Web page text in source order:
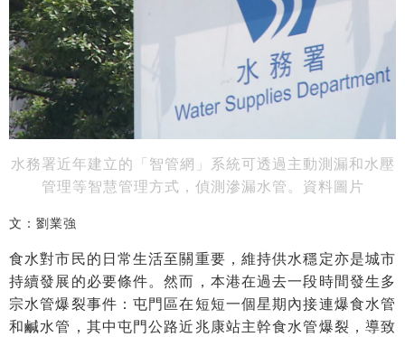
水務署近年建立的「智管網」系統可透過主動測漏和水壓
管理等智慧管理方式，偵測滲漏水管。資料圖片
文：劉業強
食水對市民的日常生活至關重要，維持供水穩定亦是城市
持續發展的必要條件。然而，本港在過去一段時間發生多
宗水管爆裂事件：屯門區在短短一個星期內接連爆食水管
和鹹水管，其中屯門公路近兆康站主幹食水管爆裂，導致